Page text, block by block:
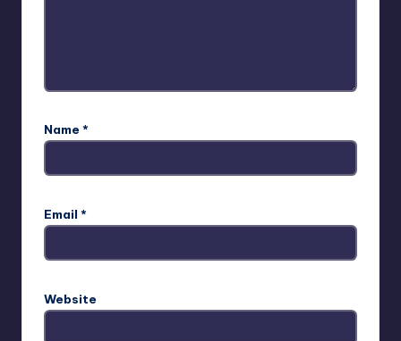
Name *
Email *
Website